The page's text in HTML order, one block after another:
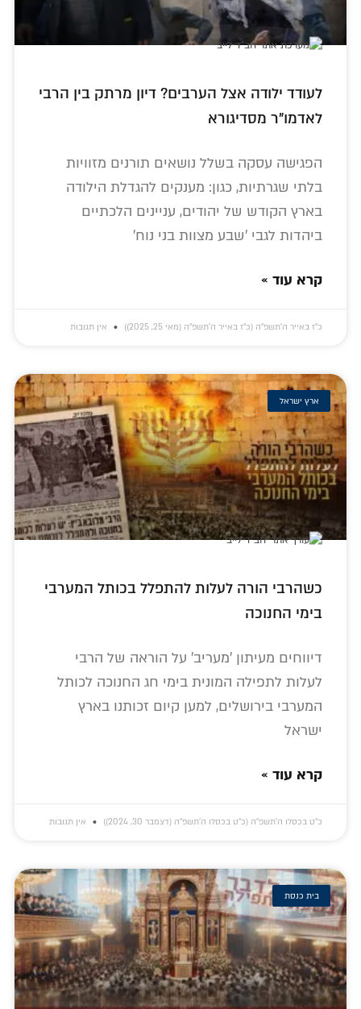
לעודד ילודה אצל הערבים? דיון מרתק בין הרבי
לאדמו"ר מסדיגורא
הפגישה עסקה בשלל נושאים תורנים מזוויות
בלתי שגרתיות, כגון: מענקים להגדלת הילודה
בארץ הקודש של יהודים, עניינים הלכתיים
ביהדות לגבי 'שבע מצוות בני נוח'
קרא עוד »
כ״ז באייר ה׳תשפ״ה (כ״ז באייר ה׳תשפ״ה (מאי 25, 2025)) אין תגובות
ארץ ישראל
כשהרבי הורה לעלות להתפלל בכותל המערבי
בימי החנוכה
דיווחים מעיתון 'מעריב' על הוראה של הרבי
לעלות לתפילה המונית בימי חג החנוכה לכותל
המערבי בירושלים, למען קיום זכותנו בארץ
ישראל
קרא עוד »
כ״ט בכסלו ה׳תשפ״ה (כ״ט בכסלו ה׳תשפ״ה (דצמבר 30, 2024)) אין תגובות
בית כנסת